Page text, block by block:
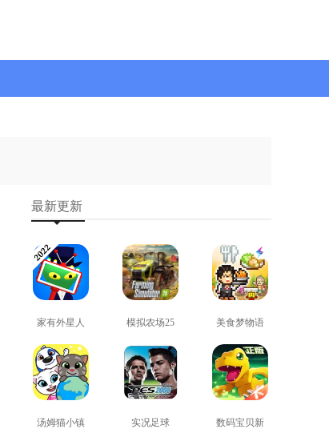
最新更新
家有外星人
免费版
查看
模拟农场25
免费版
查看
美食梦物语
正版
查看
汤姆猫小镇
实况足球
数码宝贝新